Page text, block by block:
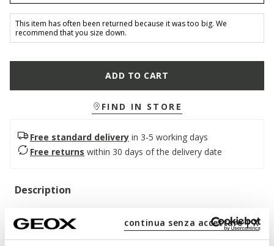
continua senza accettare | X
This item has often been returned because it was too big. We
recommend that you size down.
ADD TO CART
FIND IN STORE
Free standard delivery in 3-5 working days
Free returns within 30 days of the delivery date
Description
retro appeal. This navy and light-blue version of Gisli is the
ultimate way to complete children's casual styling. It has been